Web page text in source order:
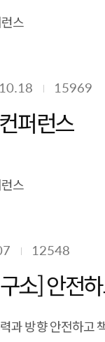
스
15969
퍼런스
스
12548
소] 안전
과 방향 안전하